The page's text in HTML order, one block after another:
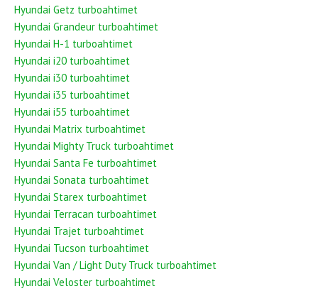
Hyundai Getz turboahtimet
Hyundai Grandeur turboahtimet
Hyundai H-1 turboahtimet
Hyundai i20 turboahtimet
Hyundai i30 turboahtimet
Hyundai i35 turboahtimet
Hyundai i55 turboahtimet
Hyundai Matrix turboahtimet
Hyundai Mighty Truck turboahtimet
Hyundai Santa Fe turboahtimet
Hyundai Sonata turboahtimet
Hyundai Starex turboahtimet
Hyundai Terracan turboahtimet
Hyundai Trajet turboahtimet
Hyundai Tucson turboahtimet
Hyundai Van / Light Duty Truck turboahtimet
Hyundai Veloster turboahtimet